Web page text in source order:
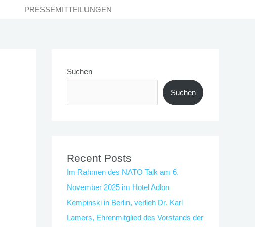
PRESSEMITTEILUNGEN
Suchen
Suchen
Recent Posts
Im Rahmen des NATO Talk am 6.
November 2025 im Hotel Adlon
Kempinski in Berlin, verlieh Dr. Karl
Lamers, Ehrenmitglied des Vorstands der